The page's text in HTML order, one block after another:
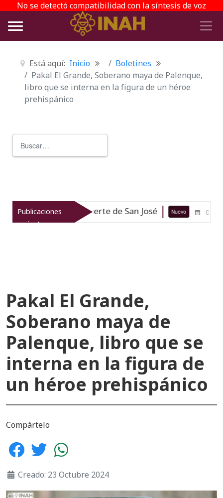
No se detectó compatibilidad con la síntesis de voz
Está aquí: Inicio
Boletines
Pakal El Grande, Soberano maya de Palenque,
libro que se interna en la figura de un héroe
prehispánico
Publicaciones
recientes
Fuerte de San José Nuevo 05-08-26 INAH
Pakal El Grande,
Soberano maya de
Palenque, libro que se
interna en la figura de
un héroe prehispánico
Compártelo
Creado: 23 Octubre 2024